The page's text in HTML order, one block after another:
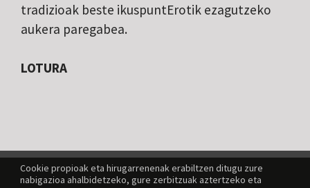
Cookie propioak eta hirugarrenenak erabiltzen ditugu zure
nabigazioa ahalbidetzeko, gure zerbitzuak aztertzeko eta
tradizioak beste ikuspuntErotik ezagutzeko
aukera paregabea.
LOTURA